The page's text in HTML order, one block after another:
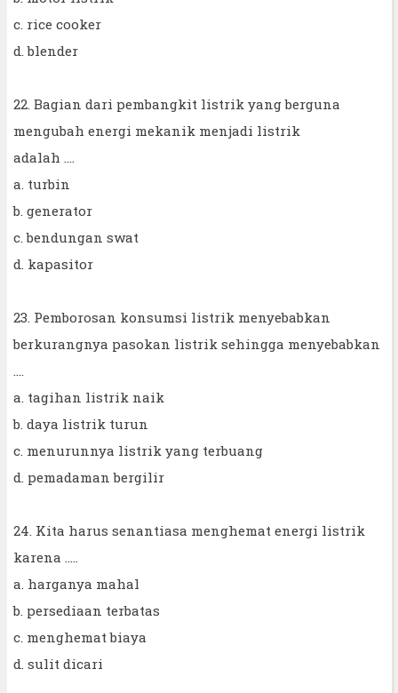
c. rice cooker
d. blender
22. Bagian dari pembangkit listrik yang berguna
mengubah energi mekanik menjadi listrik
adalah ....
a. turbin
b. generator
c. bendungan swat
d. kapasitor
23. Pemborosan konsumsi listrik menyebabkan
berkurangnya pasokan listrik sehingga menyebabkan
....
a. tagihan listrik naik
b. daya listrik turun
c. menurunnya listrik yang terbuang
d. pemadaman bergilir
24. Kita harus senantiasa menghemat energi listrik
karena .....
a. harganya mahal
b. persediaan terbatas
c. menghemat biaya
d. sulit dicari